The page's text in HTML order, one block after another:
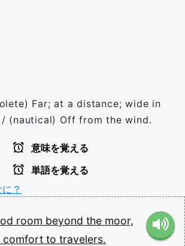
Far; at a distance; wide in
(nautical) Off from the wind.
意味を覚える
単語を覚える
？
room beyond the moor,
comfort to travelers.